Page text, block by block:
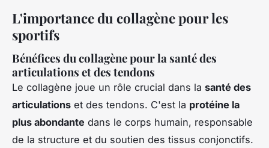
L'importance du collagène pour les
sportifs
Bénéfices du collagène pour la santé des
articulations et des tendons
Le collagène joue un rôle crucial dans la santé des
articulations et des tendons. C'est la protéine la
plus abondante dans le corps humain, responsable
de la structure et du soutien des tissus conjonctifs.